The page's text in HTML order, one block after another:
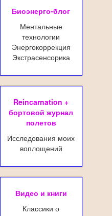
Биоэнерго-блог
Ментальные
технологии
Энергокоррекция
Экстрасенсорика
Reincarnation +
бортовой журнал
полетов
Исследования моих
воплощений
Видео и книги
Классики о